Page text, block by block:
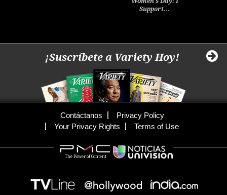
Support…
¡Suscríbete a Variety Hoy!
Contáctanos
Privacy Policy
Your Privacy Rights
Terms of Use
The Power of Content